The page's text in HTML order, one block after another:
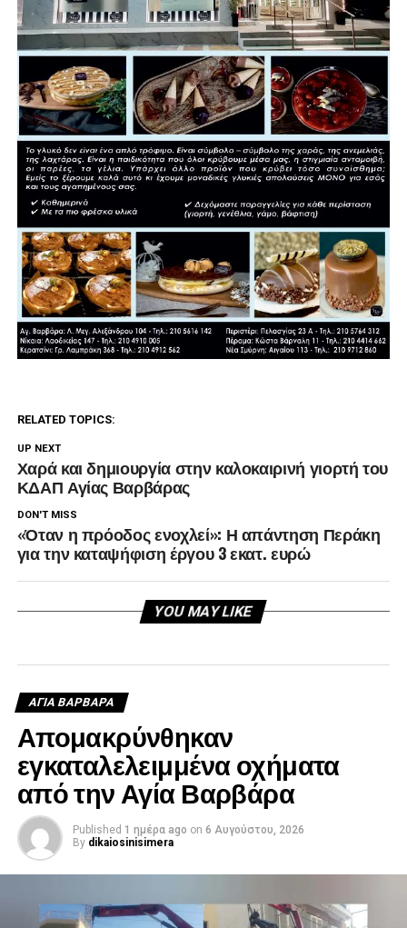
RELATED TOPICS:
UP NEXT
Χαρά και δημιουργία στην καλοκαιρινή γιορτή του
ΚΔΑΠ Αγίας Βαρβάρας
DON'T MISS
«Όταν η πρόοδος ενοχλεί»: Η απάντηση Περάκη
για την καταψήφιση έργου 3 εκατ. ευρώ
YOU MAY LIKE
ΑΓΙΑ ΒΑΡΒΑΡΑ
Απομακρύνθηκαν
εγκαταλελειμμένα οχήματα
από την Αγία Βαρβάρα
Published 1 ημέρα ago on 6 Αυγούστου, 2026
By dikaiosinisimera